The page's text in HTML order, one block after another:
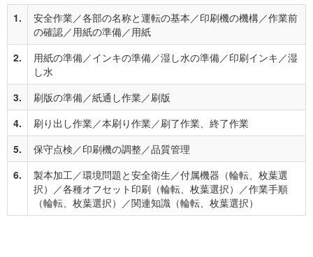
1.
安全作業／各部の名称と運転の基本／印刷機の機構／作業前
の確認／用紙の準備／用紙
2.
用紙の準備／インキの準備／湿し水の準備／印刷インキ／湿
し水
3.
刷版の準備／紙通し作業／刷版
4.
刷り出し作業／本刷り作業／刷了作業、終了作業
5.
保守点検／印刷機の調整／品質管理
6.
製本加工／環境問題と安全衛生／付属機器（輪転、枚葉選
択）／各種オフセット印刷（輪転、枚葉選択）／作業手順
（輪転、枚葉選択）／関連知識（輪転、枚葉選択）